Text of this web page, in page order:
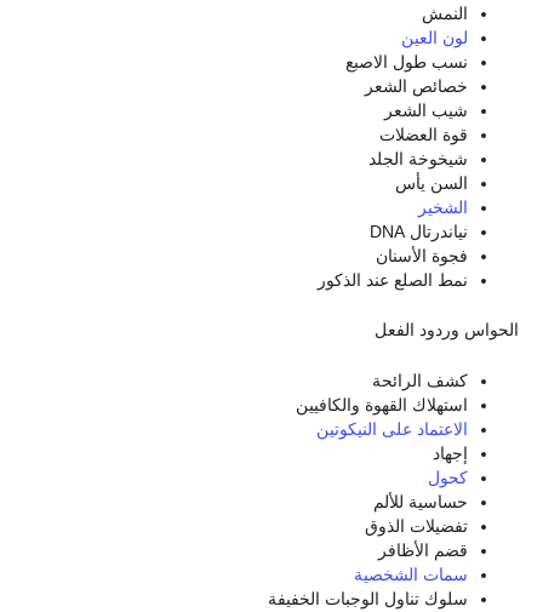
النمش
لون العين
نسب طول الاصبع
خصائص الشعر
شيب الشعر
قوة العضلات
شيخوخة الجلد
السن يأس
الشخير
نياندرتال DNA
فجوة الأسنان
نمط الصلع عند الذكور
الحواس وردود الفعل
كشف الرائحة
استهلاك القهوة والكافيين
الاعتماد على النيكوتين
إجهاد
كحول
حساسية للألم
تفضيلات الذوق
قضم الأظافر
سمات الشخصية
سلوك تناول الوجبات الخفيفة